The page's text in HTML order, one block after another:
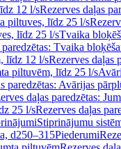
12 l/sRezerves daļas
piltuves, līdz 25 l/s
līdz 25 l/sTvaika
Tvaika
līdz 12 l/sRezerves daļas
piltuvēm, līdz 25 l/s
paredzētas: Avārijas
daļas paredzētas:
25 l/sRezerves daļas
Stiprinājumu
d250–315Piederumi